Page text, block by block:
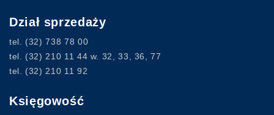
Dział sprzedaży
tel. (32) 738 78 00
tel. (32) 210 11 44 w. 32, 33, 36, 77
tel. (32) 210 11 92
Księgowość